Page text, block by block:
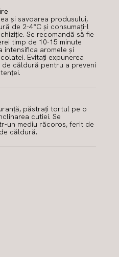
și savoarea produsului,
de 2-4°C și consumați-l
Se recomandă să fie
timp de 10-15 minute
intensifica aromele și
Evitați expunerea
căldură pentru a preveni
păstrați tortul pe o
cutiei. Se
un mediu răcoros, ferit de
căldură.